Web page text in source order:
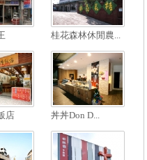
桂花森林休閒農...
店 丼丼Don D...